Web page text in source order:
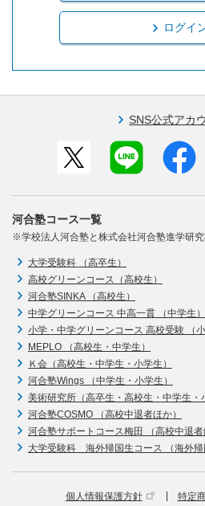
ログイ
SNS公式アカ
河合塾コース一覧
※学校法人河合塾と株式会社河合塾進学研究
大学受験科 （高卒生）
高校グリーンコース（高校生）
河合塾SINKA （高校生）
中学グリーンコース 中高一貫 （中学生）
小学・中学グリーンコース 高校受験 （小
MEPLO （高校生・中学生）
Ｋ会（高校生・中学生・小学生）
河合塾Wings （中学生・小学生）
美術研究所（高卒生・高校生・中学生・
河合塾COSMO （高校中退者ほか）
河合塾サポートコース梅田 （高校中退者
大学受験科 海外帰国生コース （海外帰
個人情報保護方針 特定